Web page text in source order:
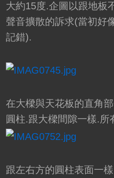
大約15度.企圖以跟地板
聲音擴散的訴求(當初好
記錯).
在大樑與天花板的直角
圓柱.跟大樑間隙一樣.所
跟左右方的圓柱表面一